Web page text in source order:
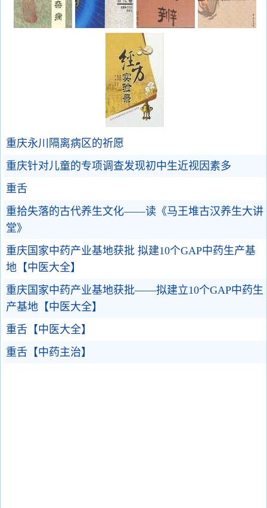
重庆永川隔离病区的祈愿
重庆针对儿童的专项调查发现初中生近视因素多
重舌
重拾失落的古代养生文化——读《马王堆古汉养生大讲
堂》
重庆国家中药产业基地获批 拟建10个GAP中药生产基
地【中医大全】
重庆国家中药产业基地获批——拟建立10个GAP中药生
产基地【中医大全】
重舌【中医大全】
重舌【中药主治】